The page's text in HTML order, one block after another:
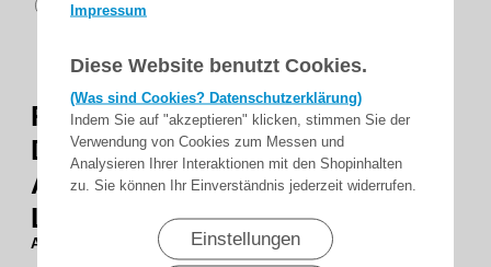
Impressum
Diese Website benutzt Cookies.
(Was sind Cookies? Datenschutzerklärung)
Indem Sie auf "akzeptieren" klicken, stimmen Sie der
Verwendung von Cookies zum Messen und
Analysieren Ihrer Interaktionen mit den Shopinhalten
zu. Sie können Ihr Einverständnis jederzeit widerrufen.
Einstellungen
zahlen
Rolltor-Anschlussdose AD-4
Die Große - vielseitige
Anschlussdose mit
Leiterplatine
AD-4 AP
Die Große“ - vielseitige Anschlussdose mit Leiterplatine